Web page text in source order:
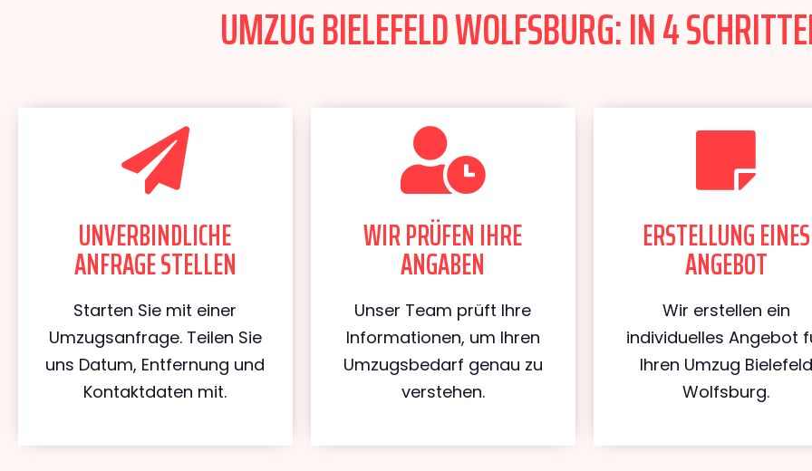
UMZUG BIELEFELD WOLFSBURG: IN 4
UNVERBINDLICHE
ANFRAGE STELLEN
Starten Sie mit einer
Umzugsanfrage. Teilen Sie
uns Datum, Entfernung und
Kontaktdaten mit.
WIR PRÜFEN IHRE
ANGABEN
Unser Team prüft Ihre
Informationen, um Ihren
Umzugsbedarf genau zu
verstehen.
ERSTELLUNG EINES
ANGEBOT
Wir erstellen ein
individuelles Angebot
Ihren Umzug Bielefeld
Wolfsburg.